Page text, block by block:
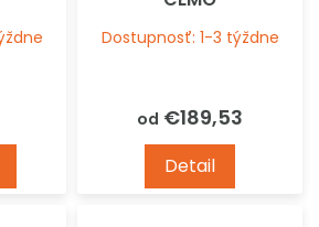
Dostupnosť: 1-3 týždne
od €189,53
Detail